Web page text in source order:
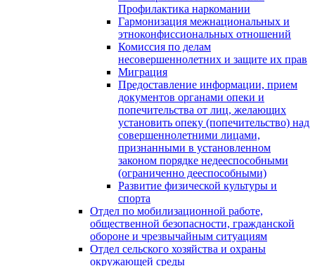
Профилактика наркомании
Гармонизация межнациональных и
этноконфиссиональных отношений
Комиссия по делам
несовершеннолетних и защите их прав
Миграция
Предоставление информации, прием
документов органами опеки и
попечительства от лиц, желающих
установить опеку (попечительство) над
совершеннолетними лицами,
признанными в установленном
законом порядке недееспособными
(ограниченно дееспособными)
Развитие физической культуры и
спорта
Отдел по мобилизационной работе,
общественной безопасности, гражданской
оборонe и чрезвычайным ситуациям
Отдел сельского хозяйства и охраны
окружающей среды